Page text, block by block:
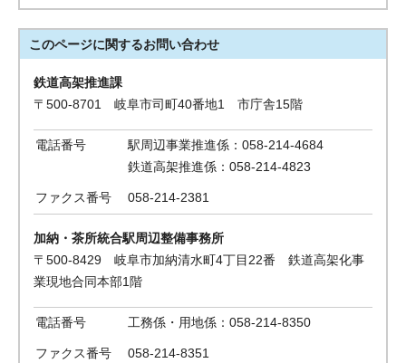
このページに関するお問い合わせ
鉄道高架推進課
〒500-8701 岐阜市司町40番地1 市庁舎15階
電話番号
駅周辺事業推進係：058-214-4684
鉄道高架推進係：058-214-4823
ファクス番号 058-214-2381
加納・茶所統合駅周辺整備事務所
〒500-8429 岐阜市加納清水町4丁目22番 鉄道高架化事
業現地合同本部1階
電話番号 工務係・用地係：058-214-8350
ファクス番号 058-214-8351